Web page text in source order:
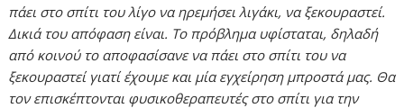
πάει στο σπίτι του λίγο να ηρεμήσει λιγάκι, να ξεκουραστεί.
Δικιά του απόφαση είναι. Το πρόβλημα υφίσταται, δηλαδή
από κοινού το αποφασίσανε να πάει στο σπίτι του να
ξεκουραστεί γιατί έχουμε και μία εγχείρηση μπροστά μας. Θα
τον επισκέπτονται φυσικοθεραπευτές στο σπίτι για την